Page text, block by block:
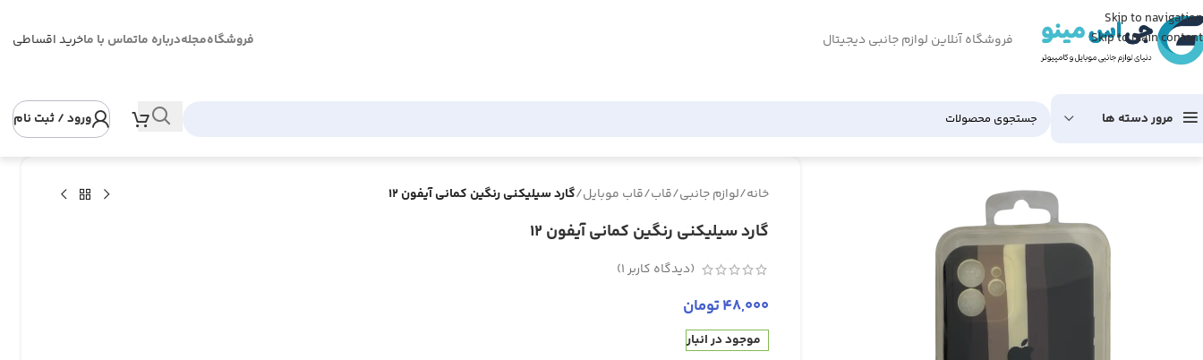
Skip to navigation
Skip to main content
فروشگاه آنلاین لوازم جانبی دیجیتال فروشگاهمجلهدرباره ماتماس با ماخرید اقساطی
مرور دسته ها ورود / ثبت نام
خانه/لوازم جانبی/قاب/قاب موبایل/گارد سیلیکنی رنگین کمانی آیفون 12
گارد سیلیکنی رنگین کمانی آیفون 12
(دیدگاه کاربر1
)
48,000تومان
موجود در انبار